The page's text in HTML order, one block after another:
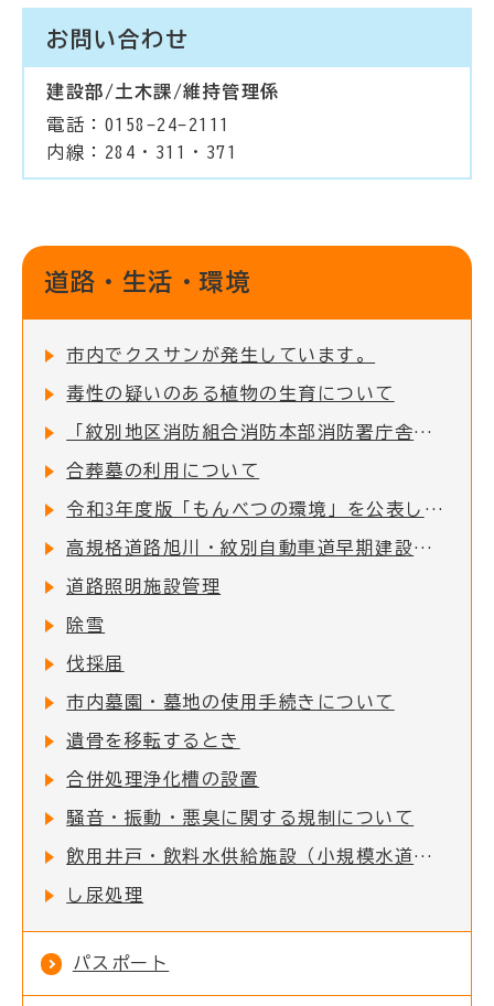
お問い合わせ
建設部/土木課/維持管理係
電話：0158-24-2111
内線：284・311・371
道路・生活・環境
市内でクスサンが発生しています。
毒性の疑いのある植物の生育について
「紋別地区消防組合消防本部消防署庁舎」緊急車両出入り口前の道路交通規制について
合葬墓の利用について
令和3年度版「もんべつの環境」を公表します
高規格道路旭川・紋別自動車道早期建設促進期成会における活動について
道路照明施設管理
除雪
伐採届
市内墓園・墓地の使用手続きについて
遺骨を移転するとき
合併処理浄化槽の設置
騒音・振動・悪臭に関する規制について
飲用井戸・飲料水供給施設（小規模水道）を利用されている方へ
し尿処理
パスポート